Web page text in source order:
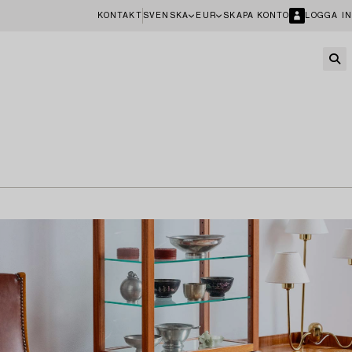
KONTAKT SVENSKA EUR SKAPA KONTO LOGGA IN